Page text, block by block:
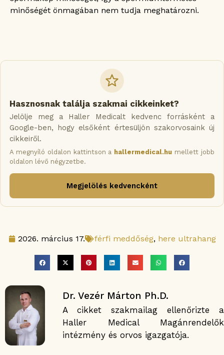
minőségét önmagában nem tudja meghatározni.
Hasznosnak találja szakmai cikkeinket?
Jelölje meg a Haller Medicalt kedvenc forrásként a
Google-ben, hogy elsőként értesüljön szakorvosaink új
cikkeiről.
A megnyíló oldalon kattintson a hallermedical.hu mellett jobb
oldalon lévő négyzetbe.
Megjelölés kedvencként
2026. március 17. férfi meddőség, here ultrahang
Dr. Vezér Márton Ph.D.
A cikket szakmailag ellenőrizte a
Haller Medical Magánrendelők
intézmény és orvos igazgatója.